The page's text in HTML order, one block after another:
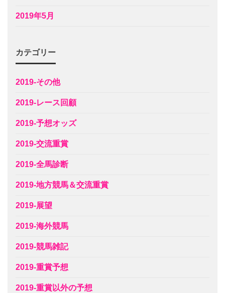
2019年5月
カテゴリー
2019-その他
2019-レース回顧
2019-予想オッズ
2019-交流重賞
2019-全馬診断
2019-地方競馬＆交流重賞
2019-展望
2019-海外競馬
2019-競馬雑記
2019-重賞予想
2019-重賞以外の予想